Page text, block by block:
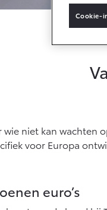
WATERSTOF-
ELEKTRISCH
wie niet kan wachten
voor Europa
euro’s
Cookie-